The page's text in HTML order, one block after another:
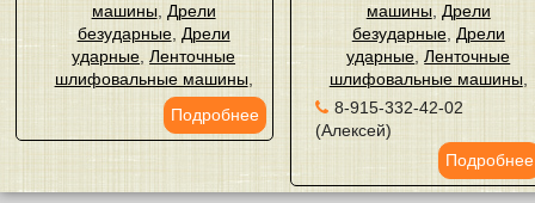
машины, Дрели
безударные, Дрели
ударные ,Ленточные
шлифовальные машины,
Подробнее
машины, Дрели
безударные, Дрели
ударные ,Ленточные
шлифовальные машины,
8-915-332-42-02
(Алексей)
Подробнее